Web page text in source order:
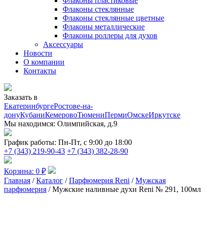
Флаконы стеклянные
Флаконы стеклянные цветные
Флаконы металлические
Флаконы роллеры для духов
Аксессуары
Новости
О компании
Контакты
Заказать в
ЕкатеринбургеРостове-на-
донуКубаниКемеровоТюмениПермиОмскеИркутске
Мы находимся: Олимпийская, д.9
График работы: Пн-Пт, с 9:00 до 18:00
+7 (343) 219-90-43 +7 (343) 382-28-90
Корзина: 0 ₽
Главная /Каталог /Парфюмерия Reni /Мужская
парфюмерия / Мужские наливные духи Reni № 291, 100мл